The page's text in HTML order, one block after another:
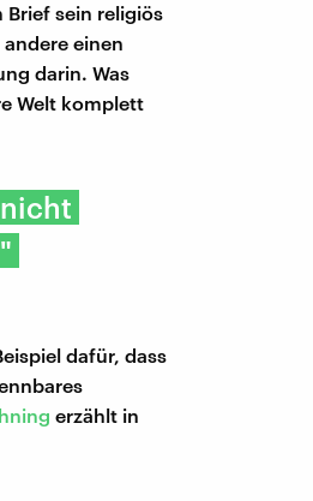
Brief sein religiös
einen
darin. Was
Welt komplett
dafür, dass
erzählt in